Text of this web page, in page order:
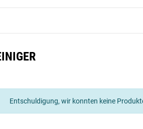
Entschuldigung, wir konnten keine